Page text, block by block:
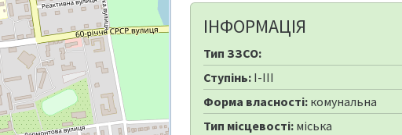
ІНФОРМАЦІЯ
Тип ЗЗСО:
Ступінь: I-III
Форма власності: комунальна
Тип місцевості: міська